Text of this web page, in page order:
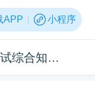
APP 小程序
2024年下半年系统分析师考试综合知识真题（专业解析+参考答案）